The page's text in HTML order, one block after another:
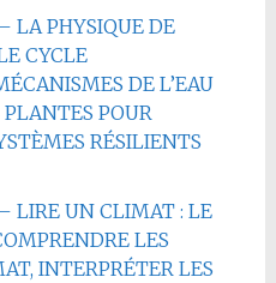
LA PHYSIQUE DE
CYCLE
DE L’EAU
PLANTES POUR
RÉSILIENTS
LIRE UN CLIMAT : LE
LES
INTERPRÉTER LES